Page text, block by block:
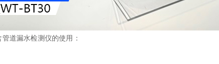
道漏水检测仪的使用：